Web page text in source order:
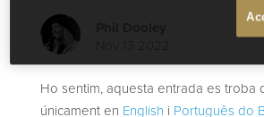
Ho sentim, aquesta entrada es troba
únicament en English i Português do